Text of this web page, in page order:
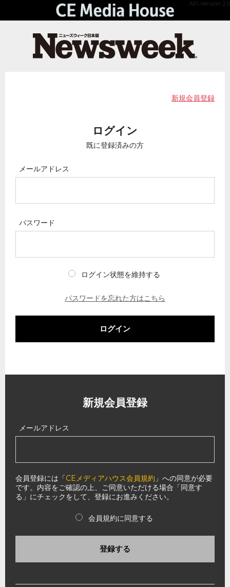
API Version 2.0
新規会員登録
ログイン
既に登録済みの方
メールアドレス
パスワード
ログイン状態を維持する
パスワードを忘れた方はこちら
ログイン
新規会員登録
メールアドレス
会員登録には「CEメディアハウス会員規約 」への同意が必要
です。内容をご確認の上、ご同意いただける場合「同意す
る」にチェックをして、登録にお進みください。
会員規約に同意する
登録する